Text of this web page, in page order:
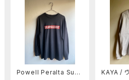
Powell Peralta Supr
KAYA /